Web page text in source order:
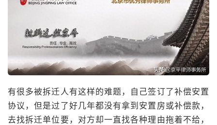
有很多被拆迁人有这样的难题，自己签订了补偿安置
协议，但是过了好几年都没有拿到安置房或补偿款，
去找拆迁单位要，对方却一直找各种理由拖着不给，